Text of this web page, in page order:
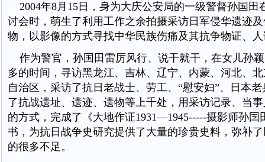
2004年8月15日，身为大庆公安局的一级警督孙国田
讨会时，萌生了利用工作之余拍摄采访日军侵华遗迹
物，以影像的方式寻找中华民族伤痛及其抗争物证、
作为警官，孙国田雷厉风行、说干就干，在女儿孙
多的时间，寻访黑龙江、吉林、辽宁、内蒙、河北、
自治区，采访了抗日老战士、劳工、“慰安妇”、日本
了抗战遗址、遗迹、遗物等上千处，用采访记录、当
的方式，完成了《大地作证1931—1945-----摄影师孙国
书，为抗日战争史研究提供了大量的珍贵史料，弥补
的很多不足。